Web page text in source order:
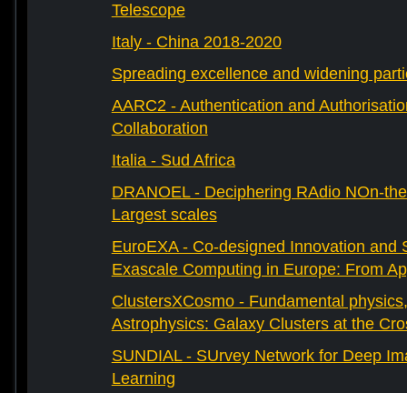
Telescope
Italy - China 2018-2020
Spreading excellence and widening
AARC2 - Authentication and
Collaboration
Italia - Sud Africa
DRANOEL - Deciphering RAdio NOn-
Largest scales
EuroEXA - Co-designed Innovation and
Exascale Computing in Europe: From
ClustersXCosmo - Fundamental
Astrophysics: Galaxy Clusters at the
SUNDIAL - SUrvey Network for Deep
Learning